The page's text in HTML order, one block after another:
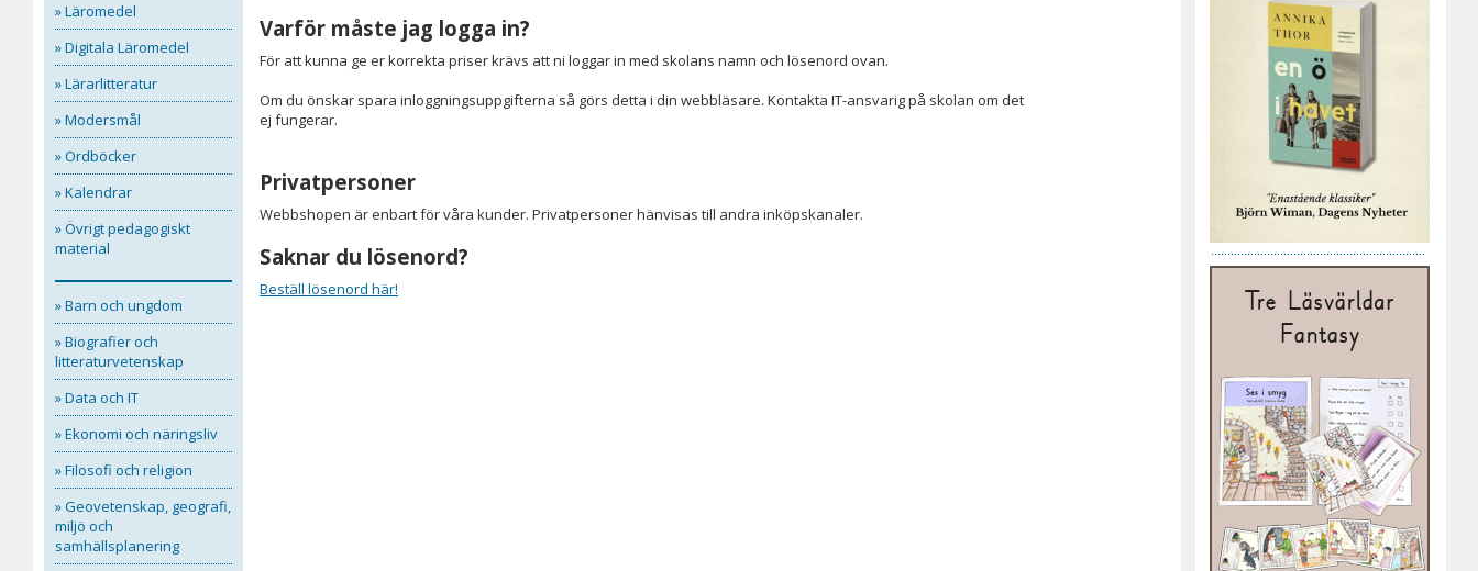
» Läromedel
» Digitala Läromedel
» Lärarlitteratur
» Modersmål
» Ordböcker
» Kalendrar
» Övrigt pedagogiskt
material
» Barn och ungdom
» Biografier och
litteraturvetenskap
» Data och IT
» Ekonomi och näringsliv
» Filosofi och religion
» Geovetenskap, geografi,
miljö och
samhällsplanering
Varför måste jag logga in?
För att kunna ge er korrekta priser krävs att ni loggar in med skolans namn och lösenord ovan.
Om du önskar spara inloggningsuppgifterna så görs detta i din webbläsare. Kontakta IT-ansvarig på skolan om det
ej fungerar.
Privatpersoner
Webbshopen är enbart för våra kunder. Privatpersoner hänvisas till andra inköpskanaler.
Saknar du lösenord?
Beställ lösenord här!